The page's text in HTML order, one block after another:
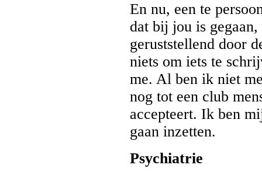
En nu, een te
dat bij jou is
geruststellend door
niets om iets te
me. Al ben ik niet
nog tot een club
accepteert. Ik ben
gaan inzetten.
Psychiatrie